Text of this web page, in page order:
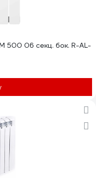
500 06 секц. бок. R-AL-